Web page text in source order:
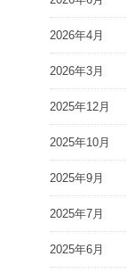
2026年4月
2026年3月
2025年12月
2025年10月
2025年9月
2025年7月
2025年6月